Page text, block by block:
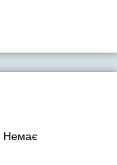
Немає